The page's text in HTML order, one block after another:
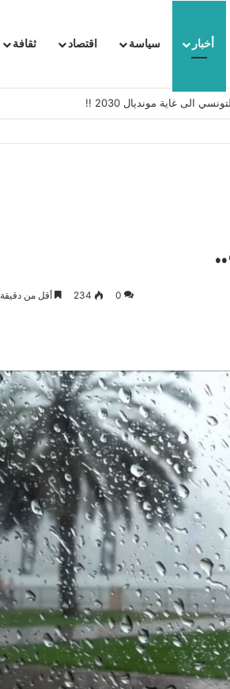
أخبار سياسة اقتصاد ثقافة
وتبلغها احتجاجا شديد اللهجة !!
0
234 أقل من دقيقة